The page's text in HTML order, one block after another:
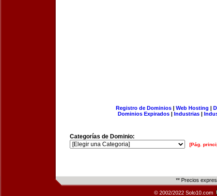
Registro de Dominios| Web Hosting |
Dominios Expirados | Industrias |
Categorías de Dominio:
[Pág.
** Precios
© 2002/2022 Solo10.com